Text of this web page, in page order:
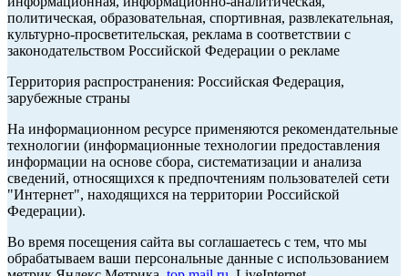
политическая, образовательная, спортивная, развлекательная,
культурно-просветительская, реклама в соответствии с
законодательством Российской Федерации о рекламе
Территория распространения: Российская Федерация,
зарубежные страны
На информационном ресурсе применяются рекомендательные
технологии (информационные технологии предоставления
информации на основе сбора, систематизации и анализа
сведений, относящихся к предпочтениям пользователей сети
"Интернет", находящихся на территории Российской
Федерации).
Во время посещения сайта вы соглашаетесь с тем, что мы
обрабатываем ваши персональные данные с использованием